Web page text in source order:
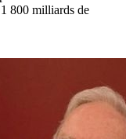
800 milliards de